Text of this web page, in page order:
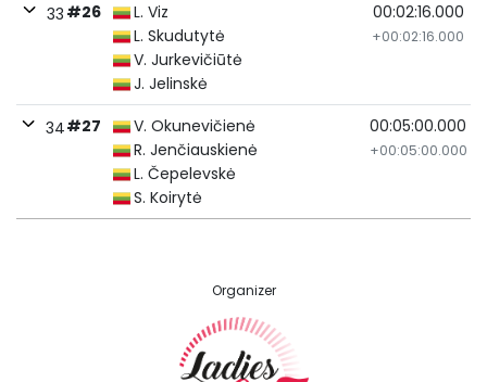
33 #26
L. Viz
L. Skudutytė
V. Jurkevičiūtė
J. Jelinskė
00:02:16.000
+00:02:16.000
34#27
V. Okunevičienė
R. Jenčiauskienė
L. Čepelevskė
S. Koirytė
00:05:00.000
+00:05:00.000
Organizer